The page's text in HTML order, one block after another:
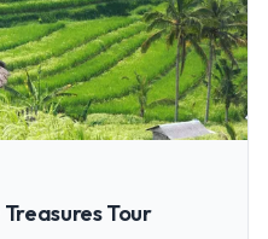
Treasures Tour